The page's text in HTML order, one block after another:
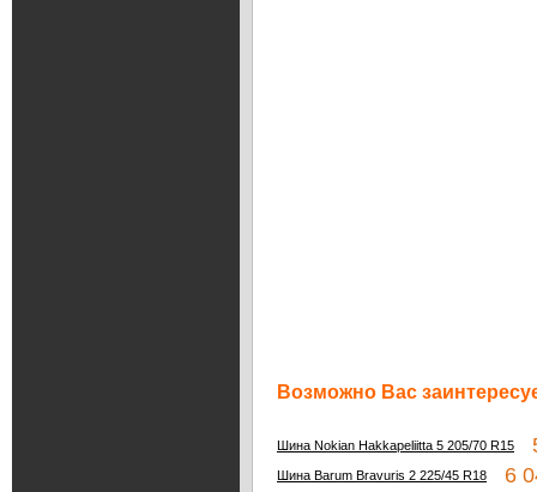
Возможно Вас
Шина Nokian Hakkapeliitta 5 205/70 R15
Шина Barum Bravuris 2 225/45 R18 6